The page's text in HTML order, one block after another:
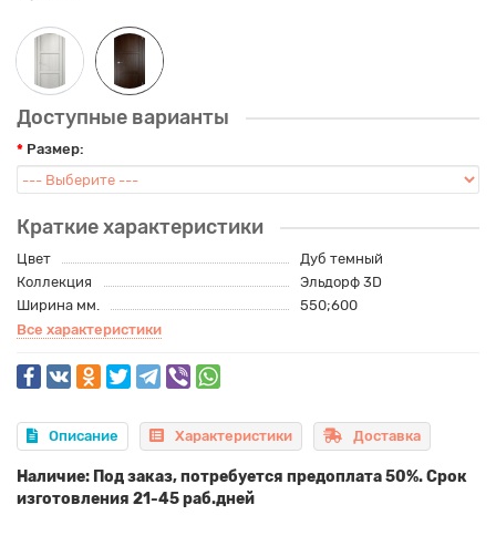
Доступные варианты
Размер:
Краткие характеристики
Цвет
Дуб темный
Коллекция
Эльдорф 3D
Ширина мм.
550;600
Все характеристики
Описание Характеристики Доставка
Наличие: Под заказ, потребуется предоплата 50%. Срок
изготовления 21-45 раб.дней